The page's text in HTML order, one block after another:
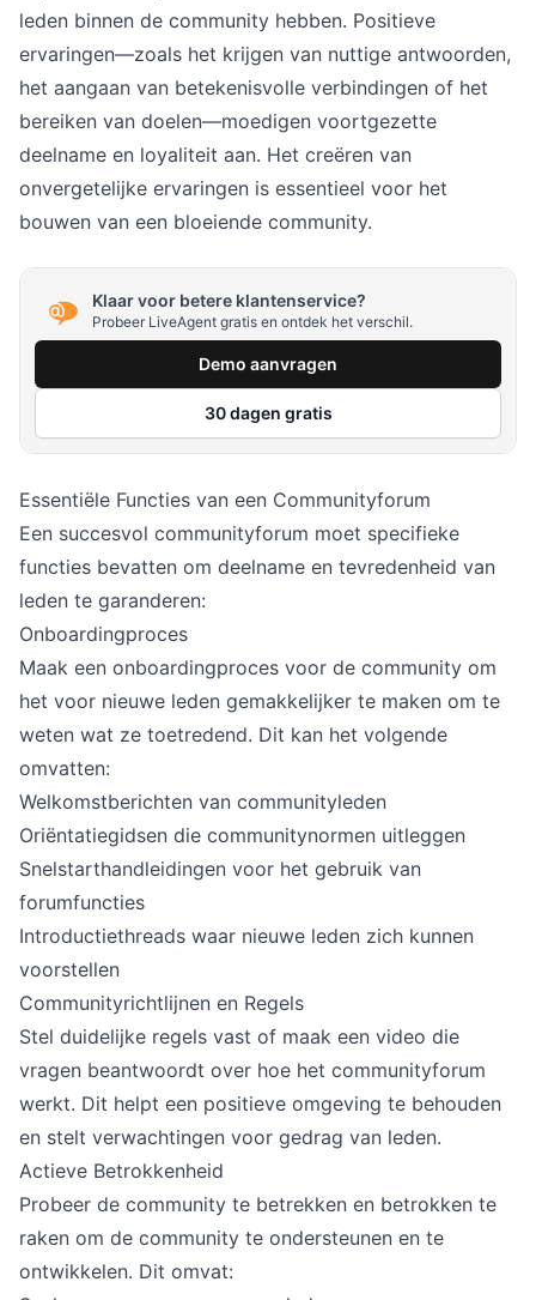
leden binnen de community hebben. Positieve
ervaringen—zoals het krijgen van nuttige antwoorden,
het aangaan van betekenisvolle verbindingen of het
bereiken van doelen—moedigen voortgezette
deelname en loyaliteit aan. Het creëren van
onvergetelijke ervaringen is essentieel voor het
bouwen van een bloeiende community.
Klaar voor betere klantenservice?
Probeer LiveAgent gratis en ontdek het verschil.
Demo aanvragen
30 dagen gratis
Essentiële Functies van een Communityforum
Een succesvol communityforum moet specifieke
functies bevatten om deelname en tevredenheid van
leden te garanderen:
Onboardingproces
Maak een onboardingproces voor de community om
het voor nieuwe leden gemakkelijker te maken om te
weten wat ze toetredend. Dit kan het volgende
omvatten:
Welkomstberichten van communityleden
Oriëntatiegidsen die communitynormen uitleggen
Snelstarthandleidingen voor het gebruik van
forumfuncties
Introductiethreads waar nieuwe leden zich kunnen
voorstellen
Communityrichtlijnen en Regels
Stel duidelijke regels vast of maak een video die
vragen beantwoordt over hoe het communityforum
werkt. Dit helpt een positieve omgeving te behouden
en stelt verwachtingen voor gedrag van leden.
Actieve Betrokkenheid
Probeer de community te betrekken en betrokken te
raken om de community te ondersteunen en te
ontwikkelen. Dit omvat: